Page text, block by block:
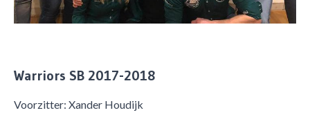
Warriors SB 2017-2018
Voorzitter: Xander Houdijk